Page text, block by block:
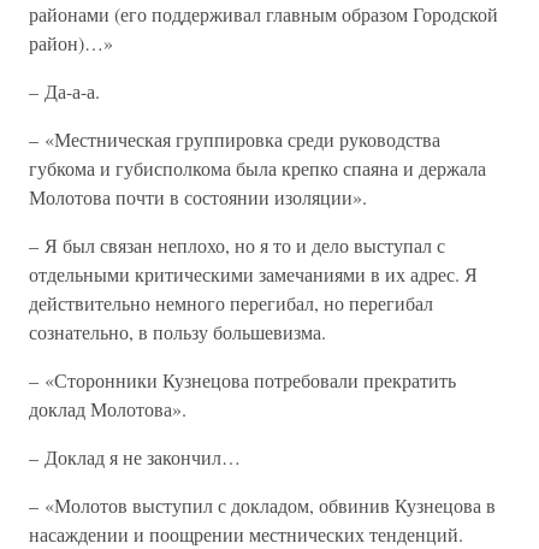
районами (его поддерживал главным образом Городской
район)…»
– Да-а-а.
– «Местническая группировка среди руководства
губкома и губисполкома была крепко спаяна и держала
Молотова почти в состоянии изоляции».
– Я был связан неплохо, но я то и дело выступал с
отдельными критическими замечаниями в их адрес. Я
действительно немного перегибал, но перегибал
сознательно, в пользу большевизма.
– «Сторонники Кузнецова потребовали прекратить
доклад Молотова».
– Доклад я не закончил…
– «Молотов выступил с докладом, обвинив Кузнецова в
насаждении и поощрении местнических тенденций.